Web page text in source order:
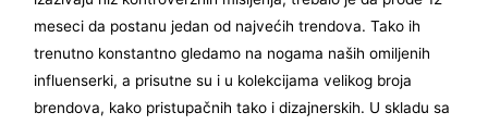
meseci da postanu jedan od najvećih trendova. Tako ih
trenutno konstantno gledamo na nogama naših omiljenih
influenserki, a prisutne su i u kolekcijama velikog broja
brendova, kako pristupačnih tako i dizajnerskih. U skladu sa